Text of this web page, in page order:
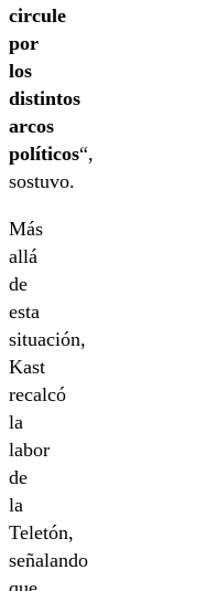
circule
por
los
distintos
arcos
políticos“,
sostuvo.
Más
allá
de
esta
situación,
Kast
recalcó
la
labor
de
la
Teletón,
señalando